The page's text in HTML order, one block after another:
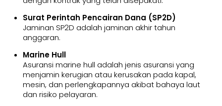
Surat Perintah Pencairan Dana (SP2D)
Jaminan SP2D adalah jaminan akhir tahun
anggaran.
Marine Hull
Asuransi marine hull adalah jenis asuransi yang
menjamin kerugian atau kerusakan pada kapal,
mesin, dan perlengkapannya akibat bahaya laut
dan risiko pelayaran.